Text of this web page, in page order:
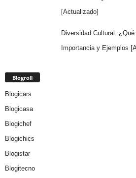
[Actualizado]
Diversidad Cultural:
Importancia y Ejemplos
Blogroll
Blogicars
Blogicasa
Blogichef
Blogichics
Blogistar
Blogitecno